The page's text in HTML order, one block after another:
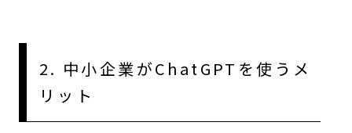
2. 中小企業がChatGPTを使うメ
リット